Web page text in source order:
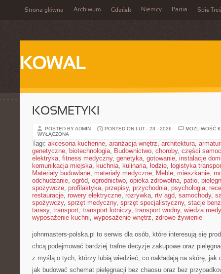
Strona główna Archiwum Gdańsk Niemcy Partia Spis
KOWAL
KOSMETYKI
POSTED BY ADMIN POSTED ON LUT - 23 - 2026
MOŻLIWOŚĆ
WYŁĄCZONA
Tagi: akcesoria kuchenne, aranżacja wnętrz, architektura,
genetyczne, biotechnologia, Budownictwo, choroby, części
elektryka, fitness medyczny, genetyka, gotowanie, instalacje
komunikacja miejska, kuchnia, kulinaria, łodzie, logistyka
Materiały budowlane, materiały medyczne, Meble, mieszkanie,
odchudzanie, ogród, ogrodnictwo, opieka zdrowotna, patio,
spożywcze, profilaktyka, przepisy, przychodnia, psychologia,
restauracje, rowery elektryczne, rozrywka, rtv agd, samochody,
spożywczy, sprzęt medyczny, sprzęt specjalistyczny, stacje
tarasy, transport, transport lotniczy, transport wodny, wiedza
wyposażenie kuchni, wyposażenie wnętrz, zdrowe żywienie
johnmasters-polska.pl to serwis dla osób, które interesują się
chcą podejmować bardziej trafne decyzje zakupowe oraz
z myślą o tych, którzy lubią wiedzieć, co nakładają na skórę, jak
jak budować schemat pielęgnacji bez chaosu oraz bez